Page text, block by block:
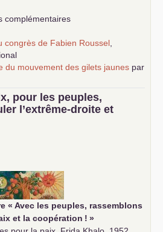
complémentaires
congrès de Fabien Roussel
du mouvement des gilets jaunes par
Delaunay
le marxisme est la
temps
partis communistes et ouvrier
pour les peuples,
l’extrême-droite et
« Avec les peuples, rassemblons
et la coopération ! »